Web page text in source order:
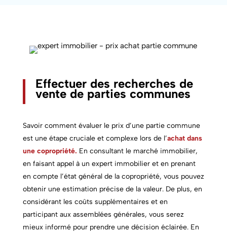
Effectuer des recherches de
vente de parties communes
Savoir comment évaluer le prix d’une partie commune
est une étape cruciale et complexe lors de l’achat dans
une copropriété. En consultant le marché immobilier,
en faisant appel à un expert immobilier et en prenant
en compte l’état général de la copropriété, vous pouvez
obtenir une estimation précise de la valeur. De plus, en
considérant les coûts supplémentaires et en
participant aux assemblées générales, vous serez
mieux informé pour prendre une décision éclairée. En